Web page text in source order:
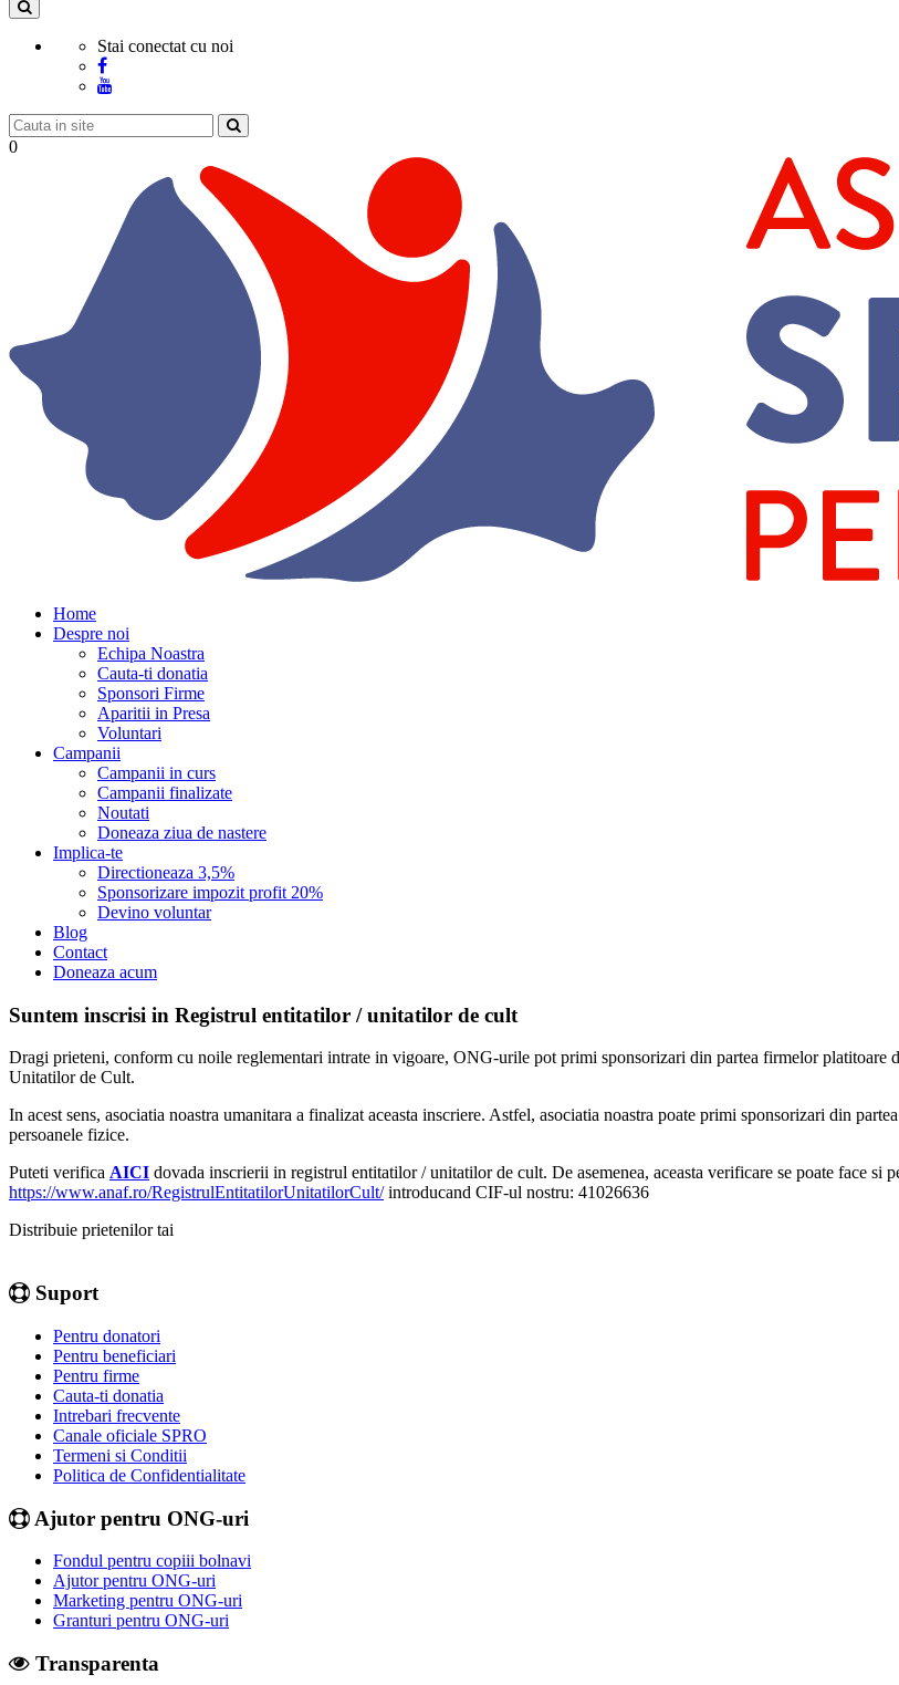
Stai conectat cu noi
0
Home
Despre noi
Echipa Noastra
Cauta-ti donatia
Sponsori Firme
Aparitii in Presa
Voluntari
Campanii
Campanii in curs
Campanii finalizate
Noutati
Doneaza ziua de nastere
Implica-te
Directioneaza 3,5%
Sponsorizare impozit profit 20%
Devino voluntar
Blog
Contact
Doneaza acum
Suntem inscrisi in Registrul entitatilor / unitatilor de cult
Dragi prieteni, conform cu noile reglementari intrate in vigoare, ONG-urile pot primi sponsorizari din partea firmelor
Unitatilor de Cult.
In acest sens, asociatia noastra umanitara a finalizat aceasta inscriere. Astfel, asociatia noastra poate primi sponsorizari din
persoanele fizice.
Puteti verifica AICI dovada inscrierii in registrul entitatilor / unitatilor de cult. De asemenea, aceasta verificare se poate face si
https://www.anaf.ro/RegistrulEntitatilorUnitatilorCult/introducand CIF-ul nostru: 41026636
Distribuie prietenilor tai
Suport
Pentru donatori
Pentru beneficiari
Pentru firme
Cauta-ti donatia
Intrebari frecvente
Canale oficiale SPRO
Termeni si Conditii
Politica de Confidentialitate
Ajutor pentru ONG-uri
Fondul pentru copiii bolnavi
Ajutor pentru ONG-uri
Marketing pentru ONG-uri
Granturi pentru ONG-uri
Transparenta